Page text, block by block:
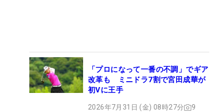
「プロになって一番の不調」でギア
改革も ミニドラ7割で宮田成華が
初Vに王手
2026年7月31日 (金) 08時27分 9